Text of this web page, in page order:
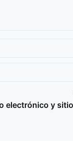
electrónico y